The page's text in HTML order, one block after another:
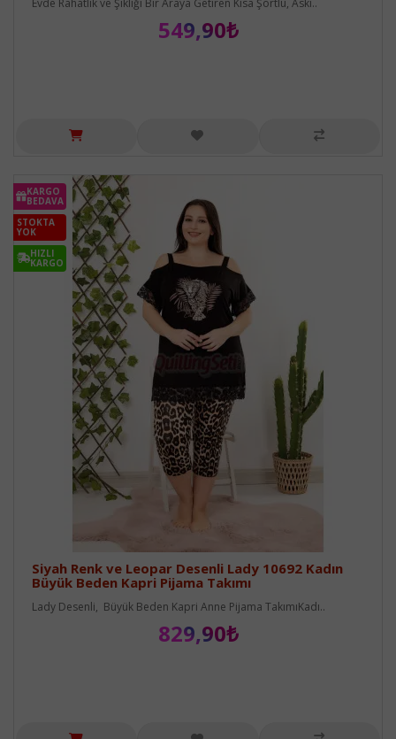
549,90₺
KARGO
BEDAVA
STOKTA
YOK
HIZLI
KARGO
Siyah Renk ve Leopar Desenli Lady 10692 Kadın
Büyük Beden Kapri Pijama Takımı
Lady Desenli, Büyük Beden Kapri Anne Pijama TakımıKadı..
829,90₺